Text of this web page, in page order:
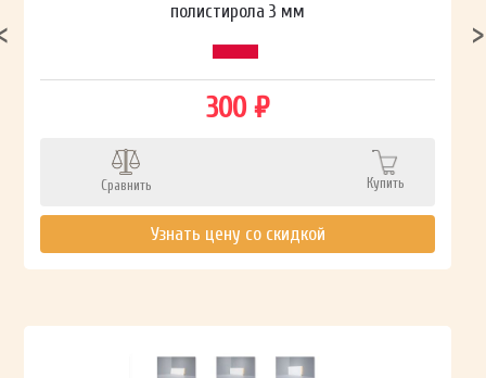
полистирола 3 мм
300 ₽
Сравнить Купить
Узнать цену со скидкой